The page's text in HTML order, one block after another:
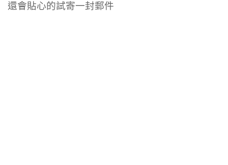
還會貼心的試寄一封郵件